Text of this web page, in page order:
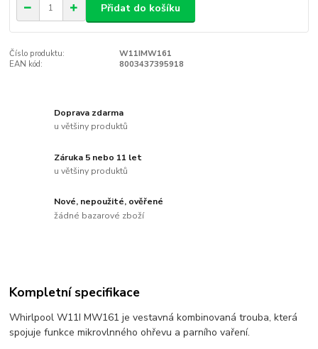
Přidat do košíku
Číslo produktu:
W11IMW161
EAN kód:
8003437395918
Doprava zdarma
u většiny produktů
Záruka 5 nebo 11 let
u většiny produktů
Nové, nepoužité, ověřené
žádné bazarové zboží
Kompletní specifikace
Whirlpool W11I MW161 je vestavná kombinovaná trouba, která
spojuje funkce mikrovlnného ohřevu a parního vaření.